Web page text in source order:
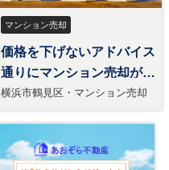
マンション売却
価格を下げないアドバイス
通りにマンション売却が出
来た。
横浜市鶴見区・マンション売却